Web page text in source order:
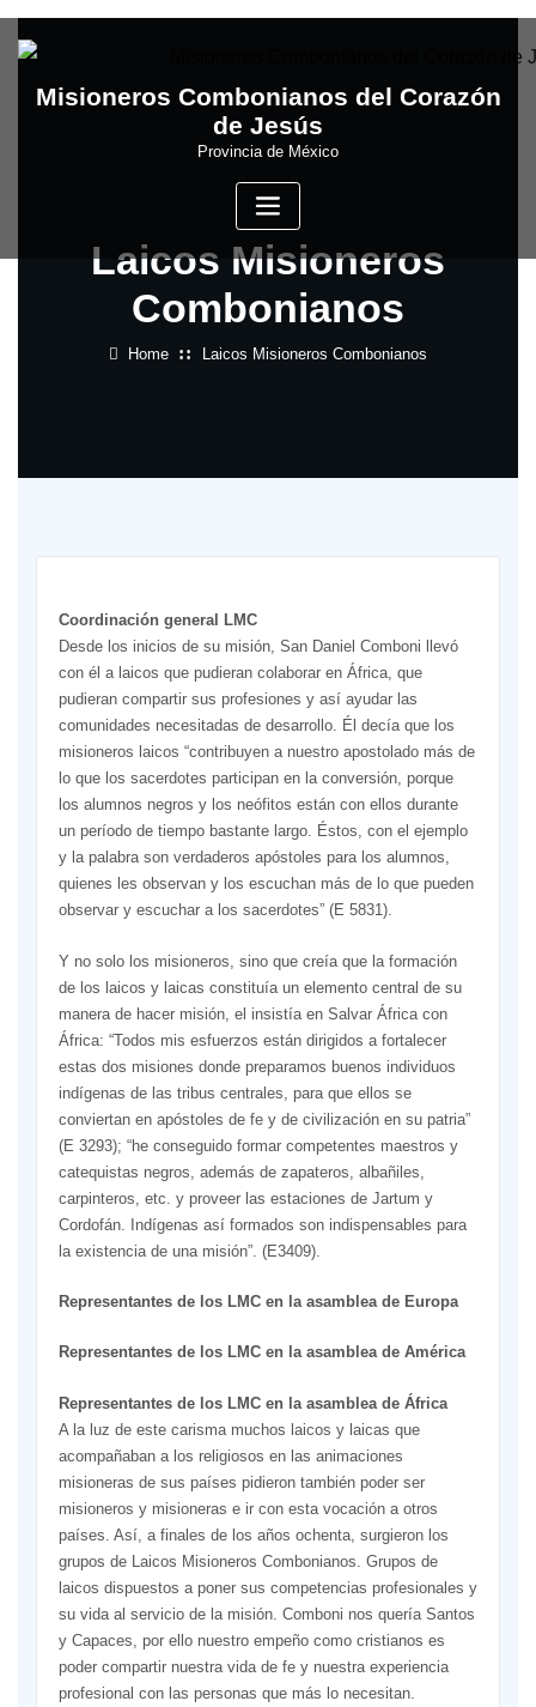
to
Misioneros Combonianos del Corazón
de Jesús
Provincia de México
Laicos Misioneros
Combonianos
Home Laicos Misioneros Combonianos
Coordinación general LMC
Desde los inicios de su misión, San Daniel Comboni llevó
con él a laicos que pudieran colaborar en África, que
pudieran compartir sus profesiones y así ayudar las
comunidades necesitadas de desarrollo. Él decía que los
misioneros laicos “contribuyen a nuestro apostolado más de
lo que los sacerdotes participan en la conversión, porque
los alumnos negros y los neófitos están con ellos durante
un período de tiempo bastante largo. Éstos, con el ejemplo
y la palabra son verdaderos apóstoles para los alumnos,
quienes les observan y los escuchan más de lo que pueden
observar y escuchar a los sacerdotes” (E 5831).
Y no solo los misioneros, sino que creía que la formación
de los laicos y laicas constituía un elemento central de su
manera de hacer misión, el insistía en Salvar África con
África: “Todos mis esfuerzos están dirigidos a fortalecer
estas dos misiones donde preparamos buenos individuos
indígenas de las tribus centrales, para que ellos se
conviertan en apóstoles de fe y de civilización en su patria”
(E 3293); “he conseguido formar competentes maestros y
catequistas negros, además de zapateros, albañiles,
carpinteros, etc. y proveer las estaciones de Jartum y
Cordofán. Indígenas así formados son indispensables para
la existencia de una misión”. (E3409).
Representantes de los LMC en la asamblea de Europa
Representantes de los LMC en la asamblea de América
Representantes de los LMC en la asamblea de África
A la luz de este carisma muchos laicos y laicas que
acompañaban a los religiosos en las animaciones
misioneras de sus países pidieron también poder ser
misioneros y misioneras e ir con esta vocación a otros
países. Así, a finales de los años ochenta, surgieron los
grupos de Laicos Misioneros Combonianos. Grupos de
laicos dispuestos a poner sus competencias profesionales y
su vida al servicio de la misión. Comboni nos quería Santos
y Capaces, por ello nuestro empeño como cristianos es
poder compartir nuestra vida de fe y nuestra experiencia
profesional con las personas que más lo necesitan.